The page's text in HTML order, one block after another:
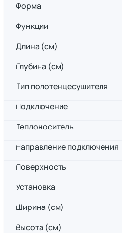
Форма
Функции
Длина (см)
Глубина (см)
Тип полотенцесушителя
Подключение
Теплоноситель
Направление подключения
Поверхность
Установка
Ширина (см)
Высота (см)